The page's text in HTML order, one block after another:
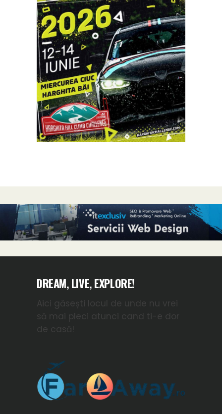
DREAM, LIVE, EXPLORE!
Aici găsești locul de unde nu vrei
să mai pleci atunci cand ti-e dor
de casă!